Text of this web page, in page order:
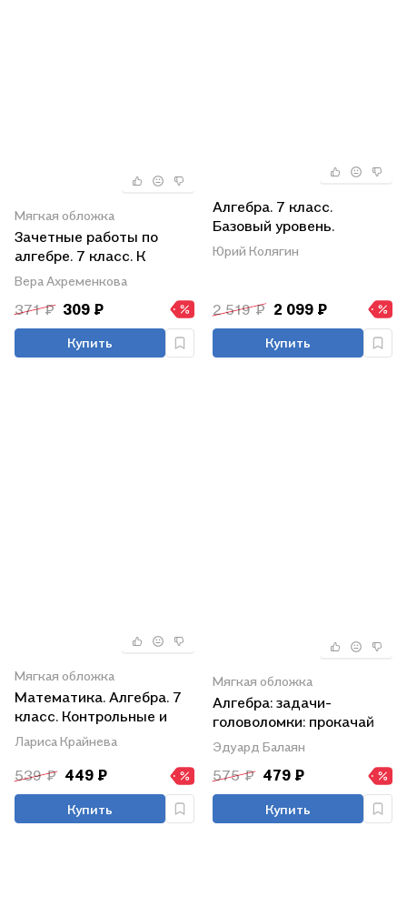
Мягкая обложка
Зачетные работы по
алгебре. 7 класс. К
учебнику Ю.Н.
Макарычева и др. Под
редакцией С.А.
Теляковского "Алгебра. 7
класс"
Вера Ахременкова
371 ₽ 309 ₽
Купить
Алгебра. 7 класс.
Базовый уровень.
Учебное пособие
Юрий Колягин
2 519 ₽ 2 099 ₽
Купить
Мягкая обложка
Математика. Алгебра. 7
класс. Контрольные и
самостоятельные
работы. Базовый уровень
Лариса Крайнева
539 ₽ 449 ₽
Купить
Мягкая обложка
Алгебра: задачи-
головоломки: прокачай
свои мозги! 7-11 классы:
профильный уровень
Эдуард Балаян
575 ₽ 479 ₽
Купить